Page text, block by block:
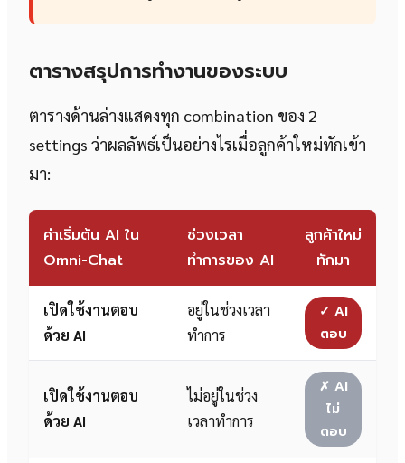
ตารางสรุปการทำงานของระบบ
ตารางด้านล่างแสดงทุก combination ของ 2
settings ว่าผลลัพธ์เป็นอย่างไรเมื่อลูกค้าใหม่ทักเข้า
มา:
ค่าเริ่มต้น AI ใน
Omni-Chat
ช่วงเวลา
ทำการของ AI
ลูกค้าใหม่
ทักมา
เปิดใช้งานตอบ
ด้วย AI
อยู่ในช่วงเวลา
ทำการ
✓ AI
ตอบ
เปิดใช้งานตอบ
ด้วย AI
ไม่อยู่ในช่วง
เวลาทำการ
✗ AI
ไม่
ตอบ